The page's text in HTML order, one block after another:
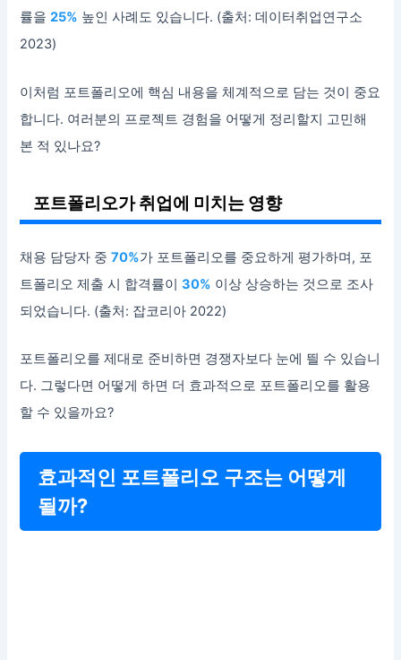
률을25% 높인 사례도 있습니다. (출처: 데이터취업연구소
2023)
이처럼 포트폴리오에 핵심 내용을 체계적으로 담는 것이 중요
합니다. 여러분의 프로젝트 경험을 어떻게 정리할지 고민해
본 적 있나요?
포트폴리오가 취업에 미치는 영향
채용 담당자 중70%가 포트폴리오를 중요하게 평가하며, 포
트폴리오 제출 시 합격률이30% 이상 상승하는 것으로 조사
되었습니다. (출처: 잡코리아 2022)
포트폴리오를 제대로 준비하면 경쟁자보다 눈에 띌 수 있습니
다. 그렇다면 어떻게 하면 더 효과적으로 포트폴리오를 활용
할 수 있을까요?
효과적인 포트폴리오 구조는 어떻게
될까?